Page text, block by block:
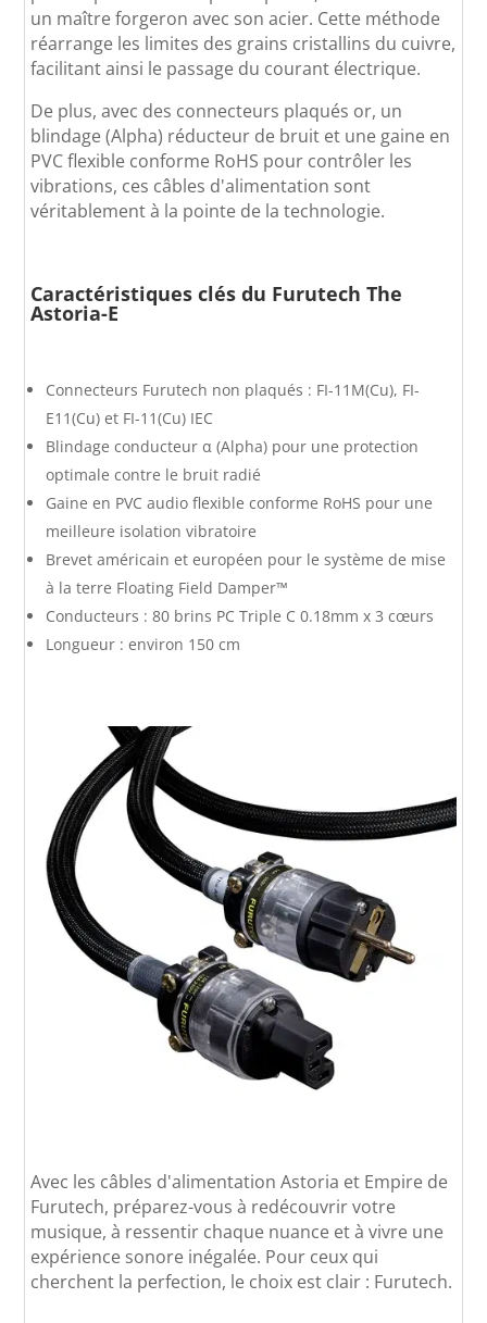
un maître forgeron avec son acier. Cette méthode
réarrange les limites des grains cristallins du cuivre,
facilitant ainsi le passage du courant électrique.
De plus, avec des connecteurs plaqués or, un
blindage (Alpha) réducteur de bruit et une gaine en
PVC flexible conforme RoHS pour contrôler les
vibrations, ces câbles d'alimentation sont
véritablement à la pointe de la technologie.
Caractéristiques clés du Furutech The
Astoria-E
Connecteurs Furutech non plaqués : FI-11M(Cu), FI-
E11(Cu) et FI-11(Cu) IEC
Blindage conducteur α (Alpha) pour une protection
optimale contre le bruit radié
Gaine en PVC audio flexible conforme RoHS pour une
meilleure isolation vibratoire
Brevet américain et européen pour le système de mise
à la terre Floating Field Damper™
Conducteurs : 80 brins PC Triple C 0.18mm x 3 cœurs
Longueur : environ 150 cm
Avec les câbles d'alimentation Astoria et Empire de
Furutech, préparez-vous à redécouvrir votre
musique, à ressentir chaque nuance et à vivre une
expérience sonore inégalée. Pour ceux qui
cherchent la perfection, le choix est clair : Furutech.